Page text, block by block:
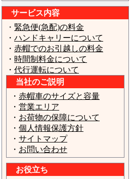
サービス内容
・ 緊急便(急配)の料金
・ ハンドキャリーについて
・ 赤帽でのお引越しの料金
・ 時間制料金について
・ 代行運転について
当社のご説明
・ 赤帽車のサイズと容量
・ 営業エリア
・ お荷物の保障について
・ 個人情報保護方針
・ サイトマップ
・ お問い合わせ
お役立ち